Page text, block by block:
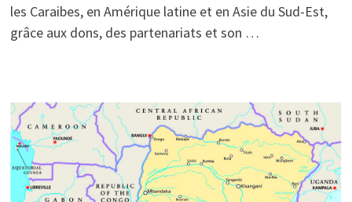
les Caraibes, en Amérique latine et en Asie du Sud-Est,
grâce aux dons, des partenariats et son …